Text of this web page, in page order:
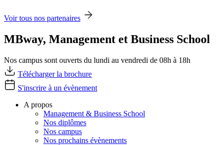
Voir tous nos partenaires
MBway, Management et Business School
Nos campus sont ouverts du lundi au vendredi de 08h à 18h
Télécharger la brochure
S'inscrire à un évènement
A propos
Management & Business School
Nos diplômes
Nos campus
Nos prochains évènements